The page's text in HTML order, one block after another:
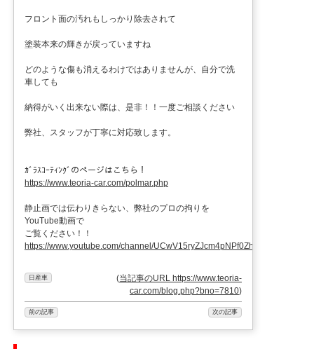
フロント面の汚れもしっかり除去されて
塗装本来の輝きが戻っていますね
どのような傷も消えるわけではありませんが、自分で洗
車しても
納得がいく出来ない際は、是非！！一度ご相談ください
弊社、スタッフが丁寧に対応致します。
ｶﾞﾗｽｺｰﾃｨﾝｸﾞのページはこちら！
https://www.teoria-car.com/polmar.php
静止画では伝わりきらない、弊社のプロの拘りを
YouTube動画で
ご覧ください！！
https://www.youtube.com/channel/UCwV15ryZJcm4pNPf0ZhXu9g
日産車 (当記事のURL https://www.teoria-
car.com/blog.php?bno=7810)
前の記事 次の記事